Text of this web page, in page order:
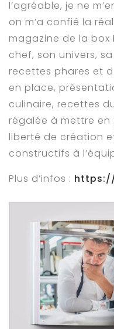
l’agréable, je ne
on m’a confié la
magazine de la box
chef, son univers,
recettes phares et
en place,
culinaire, recettes
régalée à mettre en
liberté de création
constructifs à
Plus d’infos :